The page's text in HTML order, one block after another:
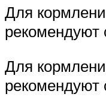
Для
Для